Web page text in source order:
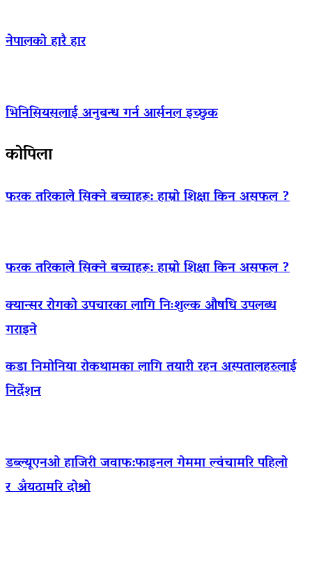
नेपालको हारै हार
भिनिसियसलाई अनुबन्ध गर्न आर्सनल इच्छुक
कोपिला
फरक तरिकाले सिक्ने बच्चाहरू: हाम्रो शिक्षा किन असफल ?
फरक तरिकाले सिक्ने बच्चाहरू: हाम्रो शिक्षा किन असफल ?
क्यान्सर रोगको उपचारका लागि निःशुल्क औषधि उपलब्ध
गराइने
कडा निमोनिया रोकथामका लागि तयारी रहन अस्पतालहरुलाई
निर्देशन
डब्ल्यूएनओ हाजिरी जवाफ:फाइनल गेममा ल्वंचामरि पहिलो
र अँयठामरि दोश्रो